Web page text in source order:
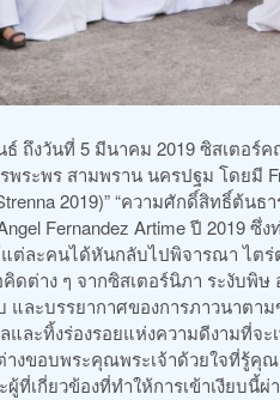
ธ์ ถึงวันที่ 5 มีนาคม 2019 ซิสเตอ
ระพร สามพราน นครปฐม โดยมี
(Strenna 2019)” “ความศักดิ์สิทธิ์
Fernandez Artime ปี 2019
ต่ละคนได้หันกลับไปพิจารณา ไต
ดต่าง ๆ จากซิสเตอร์นิภา ระงับพิ
และบรรยากาศของการภาวนาต
ละทิ้งร่องรอยแห่งความดีงามที่จ
างขอบพระคุณพระเจ้าด้วยใจที่รู้
ที่เกี่ยวข้องที่ทำให้การเข้าเงียบนี้ผ่